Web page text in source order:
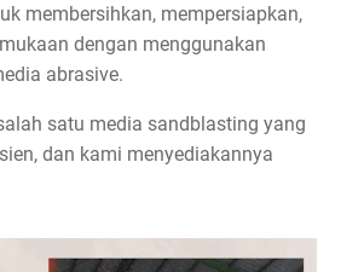
membersihkan, mempersiapkan,
dengan menggunakan
abrasive.
satu media sandblasting yang
dan kami menyediakannya